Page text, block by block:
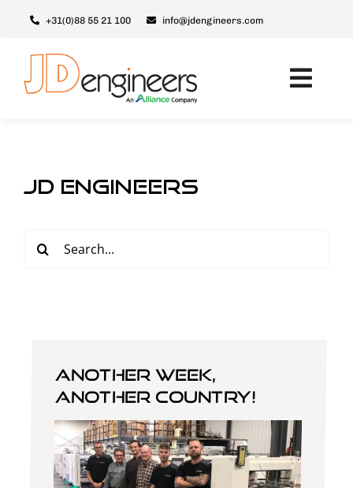
content
+31(0)88 55 21 100 info@jdengineers.com
Upgrades
Über JD
Deutsch
JD Engineers
Search
Another week,
another country!